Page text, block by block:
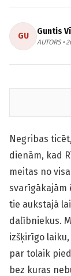
GU Guntis
AUTORS •
Negribas
dienām, kad
meitas no
svarīgākajām
tie aukstajā
dalībniekus.
izšķirīgo
par tolaik
bez kuras